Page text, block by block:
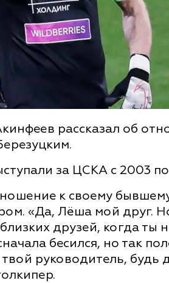
рассказал об
за ЦСКА с 2003
к своему
«Да, Лёша мой друг.
друзей, когда ты
бесился, но так
руководитель, будь